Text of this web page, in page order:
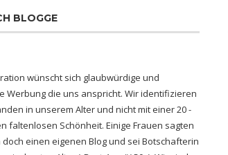
BLOGGE
wünscht sich glaubwürdige und
Werbung die uns anspricht. Wir identifizieren
in unserem Alter und nicht mit einer 20 -
faltenlosen Schönheit. Einige Frauen sagten
doch einen eigenen Blog und sei Botschafterin